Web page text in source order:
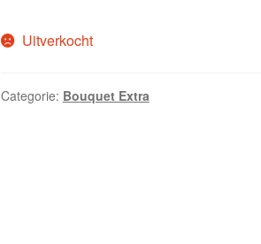
Uitverkocht
Categorie: Bouquet Extra